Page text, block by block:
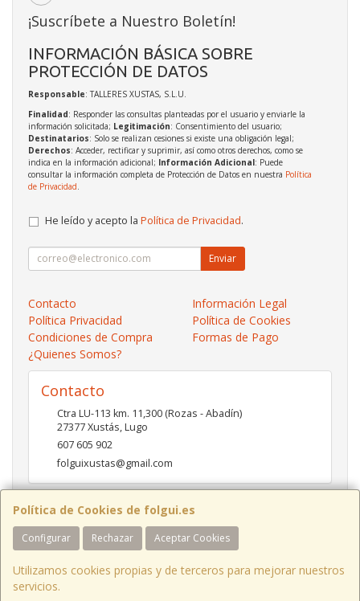
Política de Cookies de folgui.es
Configurar Rechazar Aceptar Cookies
Utilizamos cookies propias y de terceros para mejorar nuestros
servicios.
¡Suscríbete a Nuestro Boletín!
INFORMACIÓN BÁSICA SOBRE
PROTECCIÓN DE DATOS
Responsable: TALLERES XUSTAS, S.L.U.
Finalidad: Responder las consultas planteadas por el usuario y enviarle la
información solicitada; Legitimación: Consentimiento del usuario;
Destinatarios: Solo se realizan cesiones si existe una obligación legal;
Derechos: Acceder, rectificar y suprimir, así como otros derechos, como se
indica en la información adicional; Información Adicional: Puede
consultar la información completa de Protección de Datos en nuestra Política
de Privacidad
He leído y acepto la Política de Privacidad.
Enviar
Contacto
Información Legal
Política Privacidad
Política de Cookies
Condiciones de Compra
Formas de Pago
¿Quienes Somos?
Contacto
Ctra LU-113 km. 11,300 (Rozas - Abadín)
27377Xustás,Lugo
607 605 902
folguixustas@gmail.com
Horario
Lunes a viernes de 10:00 a 14:00 y de 16:00 a 20:00.
Sábados de 10:00 a 14:00 y de 16:00 a 19:00